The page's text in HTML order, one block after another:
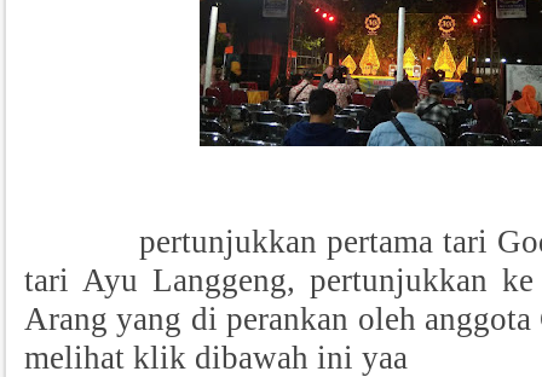
pertunjukkan pertama tari
tari Ayu Langgeng, pertunjukkan
Arang yang di perankan oleh
melihat klik dibawah ini yaa